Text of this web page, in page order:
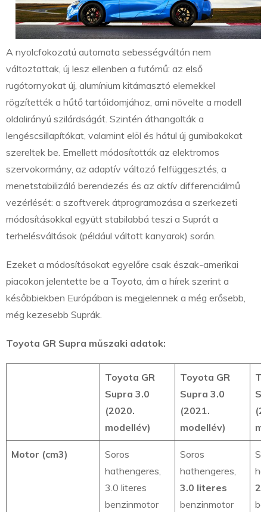
A nyolcfokozatú automata sebességváltón nem
változtattak, új lesz ellenben a futómű: az első
rugótornyokat új, alumínium kitámasztó elemekkel
rögzítették a hűtő tartóidomjához, ami növelte a modell
oldalirányú szilárdságát. Szintén áthangolták a
lengéscsillapítókat, valamint elöl és hátul új gumibakokat
szereltek be. Emellett módosították az elektromos
szervokormány, az adaptív változó felfüggesztés, a
menetstabilizáló berendezés és az aktív differenciálmű
vezérlését: a szoftverek átprogramozása a szerkezeti
módosításokkal együtt stabilabbá teszi a Suprát a
terhelésváltások (például váltott kanyarok) során.
Ezeket a módosításokat egyelőre csak észak-amerikai
piacokon jelentette be a Toyota, ám a hírek szerint a
későbbiekben Európában is megjelennek a még erősebb,
még kezesebb Suprák.
Toyota GR Supra műszaki adatok:
Toyota GR
Supra 3.0
(2020.
modellév)
Toyota GR
Supra 3.0
(2021.
modellév)
Motor (cm3)
Soros
hathengeres,
3.0 literes
benzinmotor
Soros
hathengeres,
3.0 literes
benzinmotor